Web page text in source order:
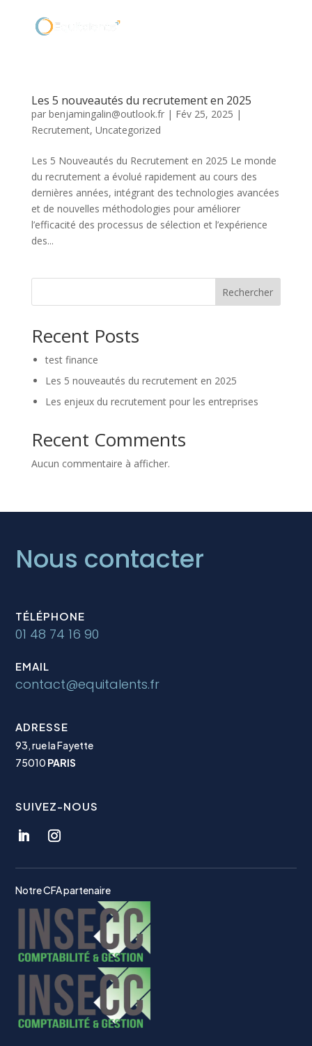
Les 5 nouveautés du recrutement en 2025
par benjamingalin@outlook.fr| Fév 25, 2025 |
Recrutement, Uncategorized
Les 5 Nouveautés du Recrutement en 2025 Le monde
du recrutement a évolué rapidement au cours des
dernières années, intégrant des technologies avancées
et de nouvelles méthodologies pour améliorer
l’efficacité des processus de sélection et l’expérience
des...
Rechercher
Recent Posts
test finance
Les 5 nouveautés du recrutement en 2025
Les enjeux du recrutement pour les entreprises
Recent Comments
Aucun commentaire à afficher.
Nous contacter
TÉLÉPHONE
01 48 74 16 90
EMAIL
contact@equitalents.fr
ADRESSE
93, rue la Fayette
75010 PARIS
SUIVEZ-NOUS
Notre CFA partenaire